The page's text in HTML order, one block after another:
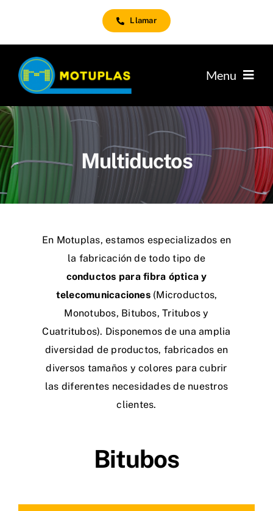
contenido
Llamar
Menu
Telecomunicaciones
Uso Alimentario
Conocenos
Multiductos
En Motuplas, estamos especializados en
la fabricación de todo tipo de
conductos para fibra óptica y
telecomunicaciones(Microductos,
Monotubos, Bitubos, Tritubos y
Cuatritubos). Disponemos de una amplia
diversidad de productos, fabricados en
diversos tamaños y colores para cubrir
las diferentes necesidades de nuestros
clientes.
Bitubos